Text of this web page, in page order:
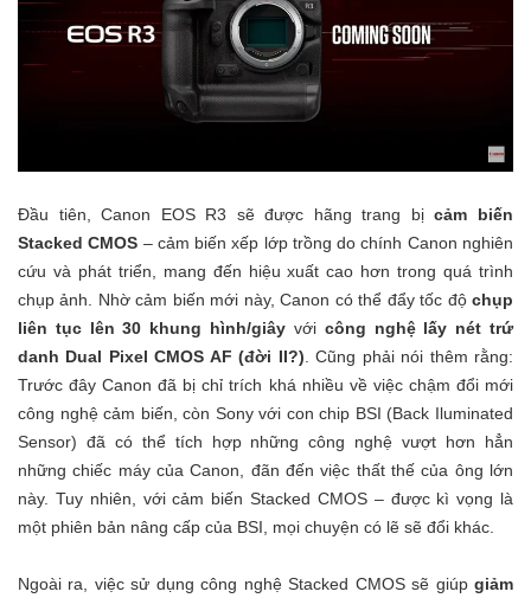
Đầu tiên, Canon EOS R3 sẽ được hãng trang bịcảm biến
Stacked CMOS – cảm biến xếp lớp trồng do chính Canon nghiên
cứu và phát triển, mang đến hiệu xuất cao hơn trong quá trình
chụp ảnh. Nhờ cảm biến mới này, Canon có thể đẩy tốc độ chụp
liên tục lên 30 khung hình/giây với công nghệ lấy nét trứ
danh Dual Pixel CMOS AF (đời II?) . Cũng phải nói thêm rằng:
Trước đây Canon đã bị chỉ trích khá nhiều về việc chậm đổi mới
công nghệ cảm biến, còn Sony với con chip BSI (Back Iluminated
Sensor) đã có thể tích hợp những công nghệ vượt hơn hẳn
những chiếc máy của Canon, đãn đến việc thất thế của ông lớn
này. Tuy nhiên, với cảm biến Stacked CMOS – được kì vọng là
một phiên bản nâng cấp của BSI, mọi chuyện có lẽ sẽ đổi khác.
Ngoài ra, việc sử dụng công nghệ Stacked CMOS sẽ giúp giảm